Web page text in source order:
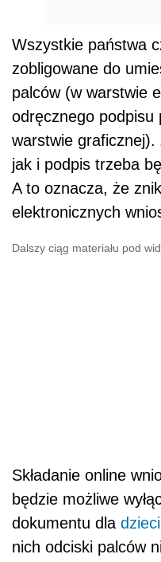
Wszystkie państwa
zobligowane do
palców (w warstwie
odręcznego podpisu
warstwie graficznej).
jak i podpis trzeba
A to oznacza, że
elektronicznych
Dalszy ciąg materiału pod
Składanie online
będzie możliwe
dokumentu dla dzieci
nich odciski palców